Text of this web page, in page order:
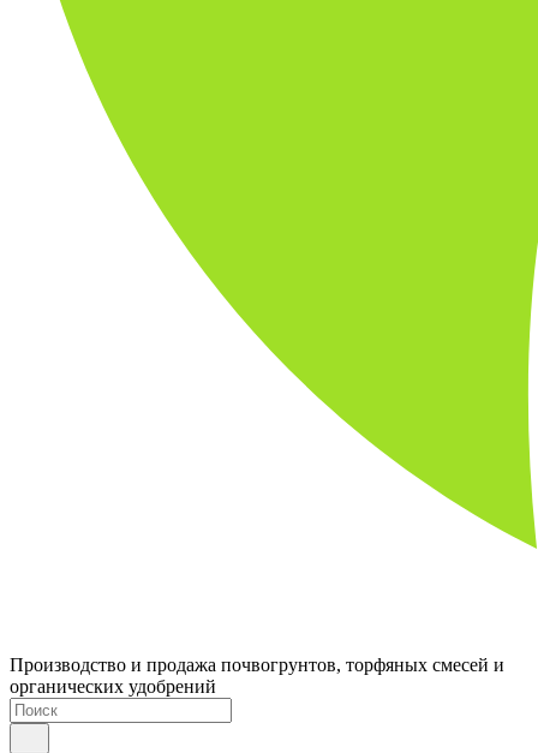
Производство и продажа почвогрунтов, торфяных смесей и
органических удобрений